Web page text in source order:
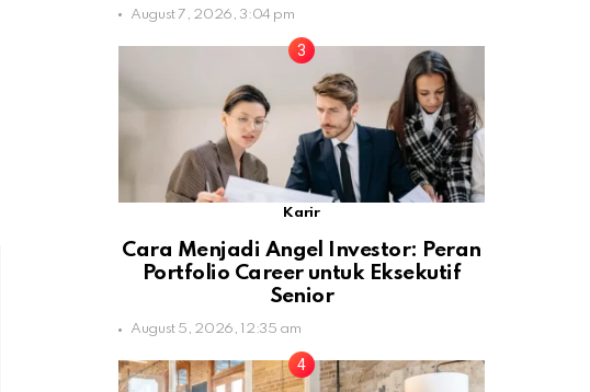
August 7, 2026, 3:04 pm
Karir
Cara Menjadi Angel Investor: Peran
Portfolio Career untuk Eksekutif
Senior
August 5, 2026, 12:35 am